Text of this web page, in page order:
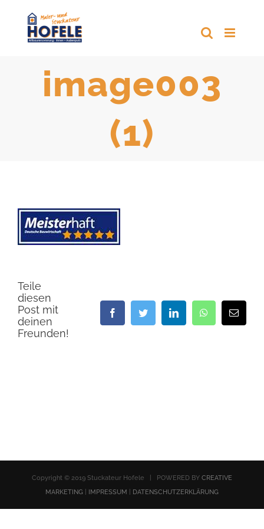
image003
(1)
Teile
diesen
Post mit
deinen
Freunden!
FacebookTwitter LinkedIn WhatsApp
E-
Mail
Copyright © 2019 Stuckateur Hofele | POWERED BY CREATIVE
MARKETING| IMPRESSUM DATENSCHUTZERKLÄRUNG